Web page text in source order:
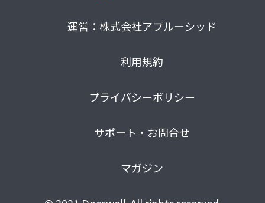
運営：株式会社アプルーシッド
利用規約
プライバシーポリシー
サポート・お問合せ
マガジン